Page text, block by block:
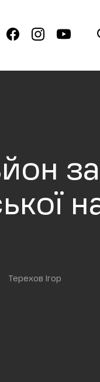
Терехов Ігор